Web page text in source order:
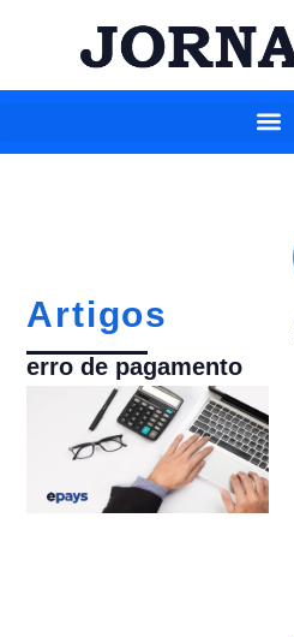
Artigos
erro de pagamento